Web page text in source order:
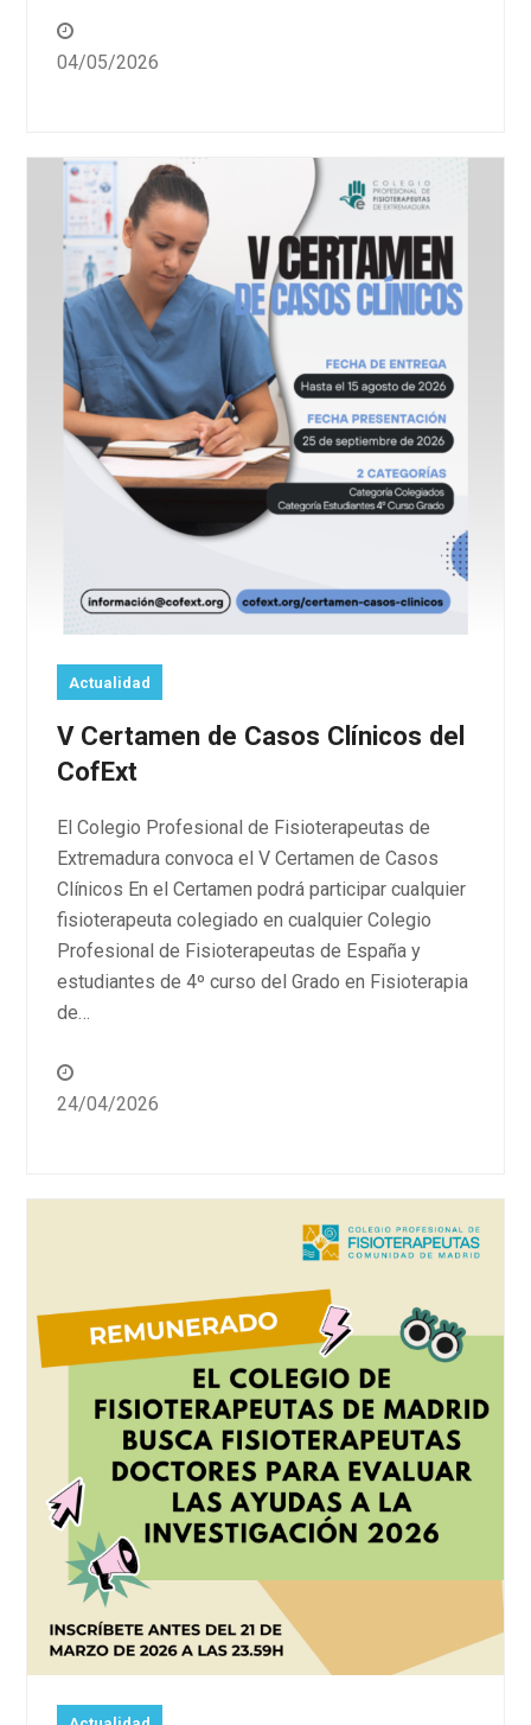
04/05/2026
Actualidad
V Certamen de Casos Clínicos del
CofExt
El Colegio Profesional de Fisioterapeutas de
Extremadura convoca el V Certamen de Casos
Clínicos En el Certamen podrá participar cualquier
fisioterapeuta colegiado en cualquier Colegio
Profesional de Fisioterapeutas de España y
estudiantes de 4º curso del Grado en Fisioterapia
de…
24/04/2026